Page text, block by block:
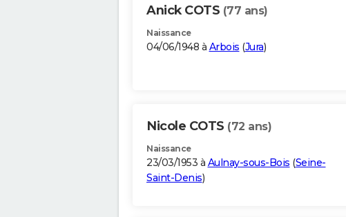
Anick COTS (77 ans)
Naissance
04/06/1948 à Arbois (Jura)
Nicole COTS (72 ans)
Naissance
23/03/1953 à Aulnay-sous-Bois (Seine-
Saint-Denis)